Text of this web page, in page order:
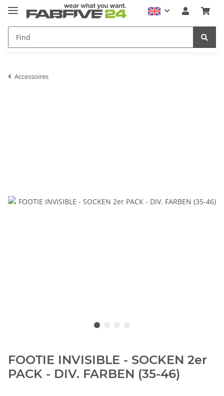
Accessoires
FOOTIE INVISIBLE - SOCKEN 2er
PACK - DIV. FARBEN (35-46)